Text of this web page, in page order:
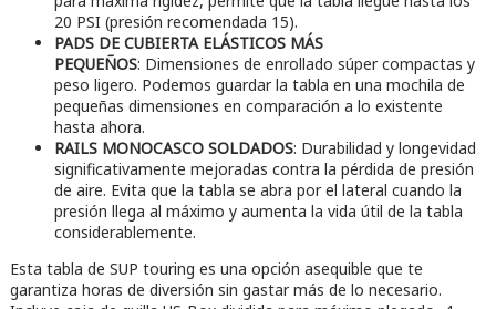
20 PSI (presión recomendada 15).
PADS DE CUBIERTA ELÁSTICOS MÁS
PEQUEÑOS: Dimensiones de enrollado súper compactas y
peso ligero. Podemos guardar la tabla en una mochila de
pequeñas dimensiones en comparación a lo existente
hasta ahora.
RAILS MONOCASCO SOLDADOS: Durabilidad y longevidad
significativamente mejoradas contra la pérdida de presión
de aire. Evita que la tabla se abra por el lateral cuando la
presión llega al máximo y aumenta la vida útil de la tabla
considerablemente.
Esta tabla de SUP touring es una opción asequible que te
garantiza horas de diversión sin gastar más de lo necesario.